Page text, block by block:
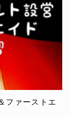
ファーストエ